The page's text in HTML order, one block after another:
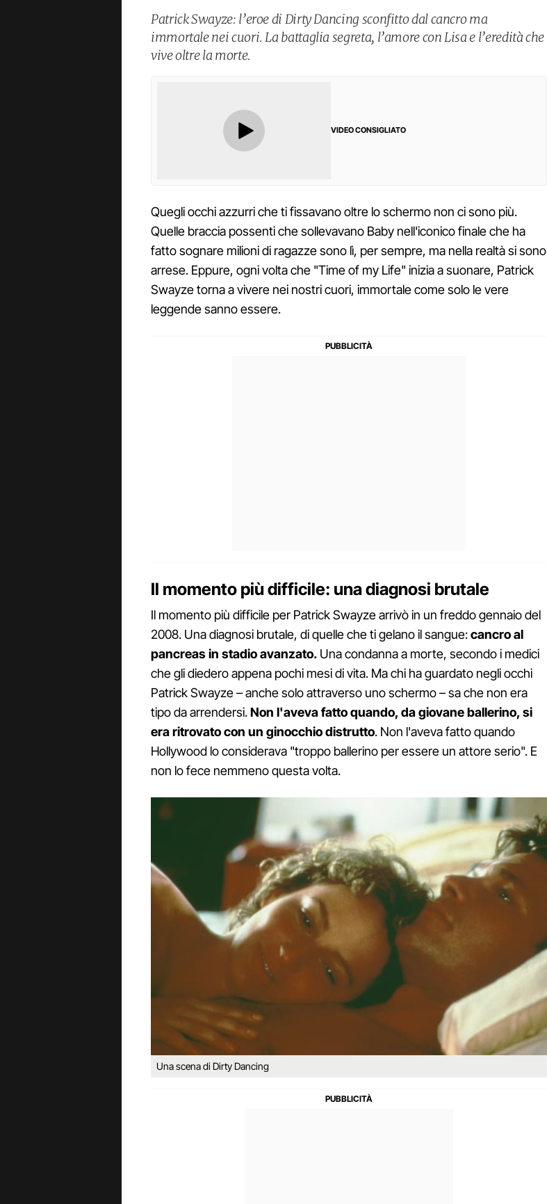
Patrick Swayze: l’eroe di Dirty Dancing sconfitto dal cancro ma
immortale nei cuori. La battaglia segreta, l’amore con Lisa e l’eredità che
vive oltre la morte.
VIDEO CONSIGLIATO
Quegli occhi azzurri che ti fissavano oltre lo schermo non ci sono più.
Quelle braccia possenti che sollevavano Baby nell'iconico finale che ha
fatto sognare milioni di ragazze sono lì, per sempre, ma nella realtà si sono
arrese. Eppure, ogni volta che "Time of my Life" inizia a suonare, Patrick
Swayze torna a vivere nei nostri cuori, immortale come solo le vere
leggende sanno essere.
Il momento più difficile: una diagnosi brutale
Il momento più difficile per Patrick Swayze arrivò in un freddo gennaio del
2008. Una diagnosi brutale, di quelle che ti gelano il sangue:cancro al
pancreas in stadio avanzato. Una condanna a morte, secondo i medici
che gli diedero appena pochi mesi di vita. Ma chi ha guardato negli occhi
Patrick Swayze – anche solo attraverso uno schermo – sa che non era
tipo da arrendersi.Non l'aveva fatto quando, da giovane ballerino, si
era ritrovato con un ginocchio distrutto. Non l'aveva fatto quando
Hollywood lo considerava "troppo ballerino per essere un attore serio". E
non lo fece nemmeno questa volta.
Una scena di Dirty Dancing